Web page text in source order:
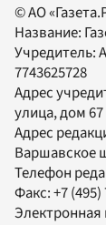
© АО
Название:
Учредитель:
7743625728
Адрес
улица, дом 67
Адрес
Варшавское
Телефон
Факс:+7
Электронная